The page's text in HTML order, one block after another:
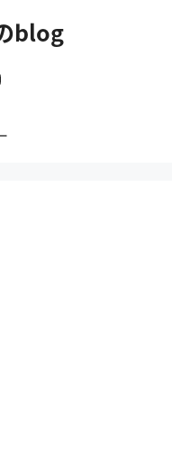
blog